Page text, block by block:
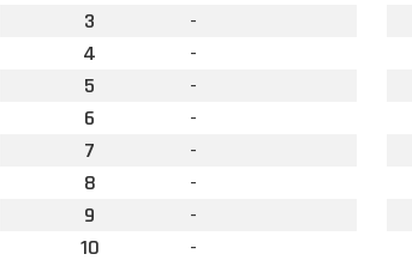
3
-
4
-
5
-
6
-
7
-
8
-
9
-
10
-